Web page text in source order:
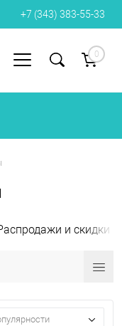
+7 (343) 383-55-33
0
и скидки